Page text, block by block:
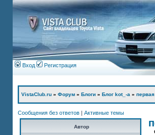
Вход Регистрация
VistaClub.ru » Форум » Блоги » Блог kot_-а »
Сообщения без ответов | Активные темы
Автор